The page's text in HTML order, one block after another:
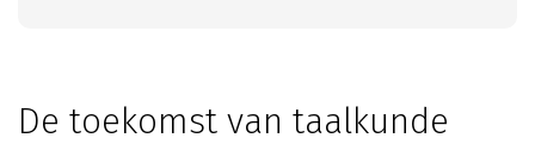
De toekomst van taalkunde